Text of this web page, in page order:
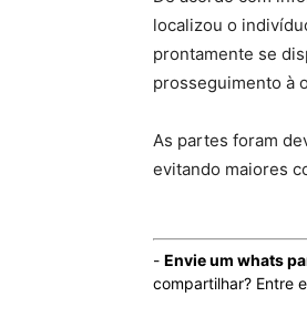
localizou o
prontamente se
prosseguimento à
As partes foram
evitando maiores
- Envie um whats
compartilhar? Entre